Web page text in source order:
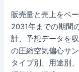
販売量と売上をベ
2031年までの期間
計、予想データを
の圧縮空気偏心サ
タイプ別、用途別